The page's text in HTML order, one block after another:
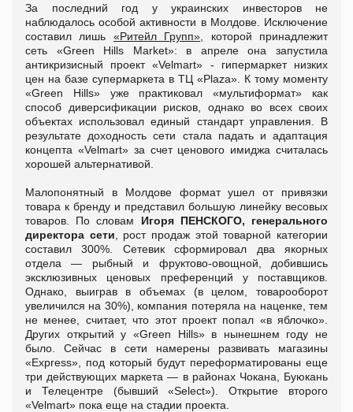
За последний год у украинских инвесторов не
наблюдалось особой активности в Молдове. Исключение
составил лишь «Ритейл Групп»,
которой принадлежит
сеть «Green Hills Market»: в апреле она запустила
антикризисный проект «Velmart» - гипермаркет низких
цен на базе супермаркета в ТЦ «Plaza». К тому моменту
«Green Hills» уже практиковал «мультиформат» как
способ диверсификации рисков, однако во всех своих
объектах использовал единый стандарт управления. В
результате доходность сети стала падать и адаптация
концепта «Velmart» за счет ценового имиджа считалась
хорошей альтернативой.
Малопонятный в Молдове формат ушел от привязки
товара к бренду и представил большую линейку весовых
товаров. По словам Игоря ПЕНСКОГО, генерального
директора сети , рост продаж этой товарной категории
составил 300%. Сетевик сформировал два якорных
отдела — рыбный и фруктово-овощной, добившись
эксклюзивных ценовых преференций у поставщиков.
Однако, выиграв в объемах (в целом, товарооборот
увеличился на 30%), компания потеряла на наценке, тем
не менее, считает, что этот проект попал «в яблочко».
Других открытий у «Green Hills» в нынешнем году не
было. Сейчас в сети намерены развивать магазины
«Express», под который будут переформатированы еще
три действующих маркета — в районах Чокана, Буюкань
и Телецентре (бывший «Select»). Открытие второго
«Velmart» пока еще на стадии проекта.